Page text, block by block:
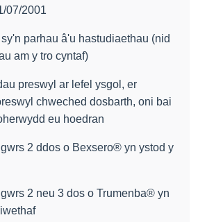
07/2001
parhau â'u hastudiaethau (nid
am y tro cyntaf)
preswyl ar lefel ysgol, er
chweched dosbarth, oni bai
eu hoedran
2 ddos o Bexsero® yn ystod y
2 neu 3 dos o Trumenba® yn